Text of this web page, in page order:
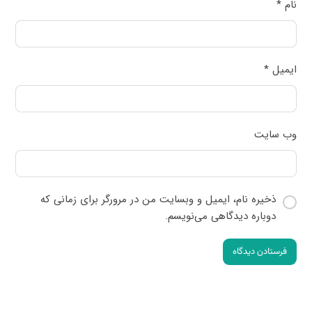
نام*
ایمیل*
وب‌ سایت
ذخیره نام، ایمیل و وبسایت من در مرورگر برای زمانی که
دوباره دیدگاهی می‌نویسم.
فرستادن دیدگاه